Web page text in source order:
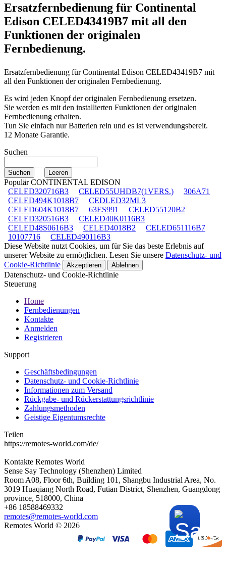
Ersatzfernbedienung für Continental
Edison CELED43419B7 mit all den
Funktionen der originalen
Fernbedienung.
Ersatzfernbedienung fürContinental Edison CELED43419B7 mit
all den Funktionen der originalen Fernbedienung.
Es wird jeden Knopf der originalen Fernbedienung ersetzen.
Sie werden es mit den installierten Funktionen der originalen
Fernbedienung erhalten.
Tun Sie einfach nur Batterien rein und es ist verwendungsbereit.
12 Monate Garantie.
Suchen
Populär CONTINENTAL EDISON
CELED320716B3
CELED55UHDB7(1VERS.)
306A71
CELED494K1018B7
CEDLED32ML3
CELED604K1018B7
63ES991
CELED55120B2
CELED320516B3
CELED40K0116B3
CELED48S0616B3
CELED4018B2
CELED651116B7
10107716
CELED490116B3
Diese Website nutzt Cookies, um für Sie das beste Erlebnis auf
unserer Website zu ermöglichen. Lesen Sie unsere Datenschutz- und
Cookie-Richtlinie
Akzeptieren Ablehnen
Datenschutz- und Cookie-Richtlinie
Steuerung
Home
Fernbedienungen
Kontakte
Anmelden
Registrieren
Support
Geschäftsbedingungen
Datenschutz- und Cookie-Richtlinie
Informationen zum Versand
Rückgabe- und Rückerstattungsrichtlinie
Zahlungsmethoden
Geistige Eigentumsrechte
Teilen
https://remotes-world.com/de/
Kontakte Remotes World
Sense Say Technology (Shenzhen) Limited
Room A08, Floor 6th, Building 101, Shangbu Industrial Area, No.
3019 Huaqiang North Road, Futian District, Shenzhen, Guangdong
province, 518000, China
+86 18588469332
remotes@remotes-world.com
Remotes World © 2026